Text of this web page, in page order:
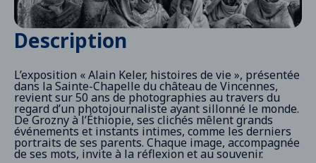
Description
L’exposition « Alain Keler, histoires de vie », présentée
dans la Sainte-Chapelle du château de Vincennes,
revient sur 50 ans de photographies au travers du
regard d’un photojournaliste ayant sillonné le monde.
De Grozny à l’Éthiopie, ses clichés mêlent grands
événements et instants intimes, comme les derniers
portraits de ses parents. Chaque image, accompagnée
de ses mots, invite à la réflexion et au souvenir.